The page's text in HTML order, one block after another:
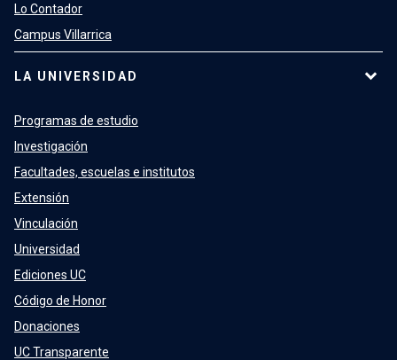
Lo Contador
Campus Villarrica
LA UNIVERSIDAD
Programas de estudio
Investigación
Facultades, escuelas e institutos
Extensión
Vinculación
Universidad
Ediciones UC
Código de Honor
Donaciones
UC Transparente